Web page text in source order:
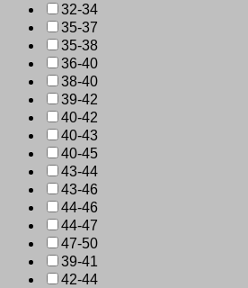
32-34
35-37
35-38
36-40
38-40
39-42
40-42
40-43
40-45
43-44
43-46
44-46
44-47
47-50
39-41
42-44